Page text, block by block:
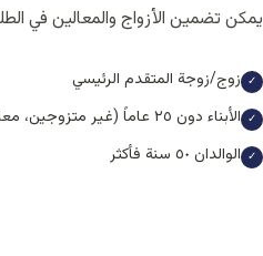
يمكن تضمين الأزواج والمعالين في
✓ زوج/زوجة المتقدم الرئيسي
✓ الأبناء دون ٢٥ عاماً (غير متزوجين، معالون)
✓ الوالدان ٥٠ سنة فأكثر